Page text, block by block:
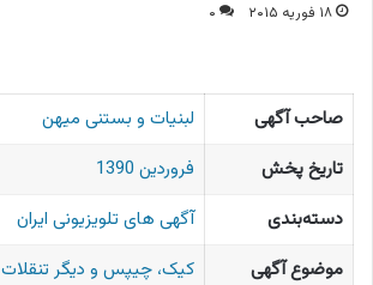
۱۸ فوریه ۲۰۱۵ ۰
صاحب آگهی
لبنیات و بستنی میهن
تاریخ پخش
فروردین 1390
دسته‌بندی
آگهی های تلویزیونی ایران
موضوع آگهی
کیک، چیپس و دیگر تنقلات